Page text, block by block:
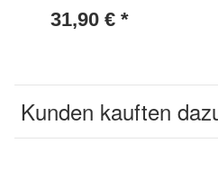
31,90 € *
Kunden kauften